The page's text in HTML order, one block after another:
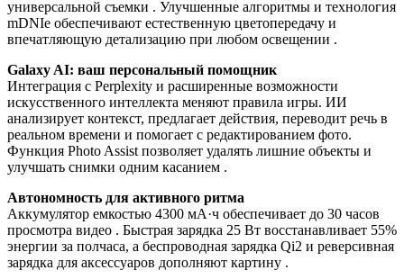
универсальной съемки . Улучшенные алгоритмы и технология
mDNIe обеспечивают естественную цветопередачу и
впечатляющую детализацию при любом освещении .
Galaxy AI: ваш персональный помощник
Интеграция с Perplexity и расширенные возможности
искусственного интеллекта меняют правила игры. ИИ
анализирует контекст, предлагает действия, переводит речь в
реальном времени и помогает с редактированием фото.
Функция Photo Assist позволяет удалять лишние объекты и
улучшать снимки одним касанием .
Автономность для активного ритма
Аккумулятор емкостью 4300 мА·ч обеспечивает до 30 часов
просмотра видео . Быстрая зарядка 25 Вт восстанавливает 55%
энергии за полчаса, а беспроводная зарядка Qi2 и реверсивная
зарядка для аксессуаров дополняют картину .